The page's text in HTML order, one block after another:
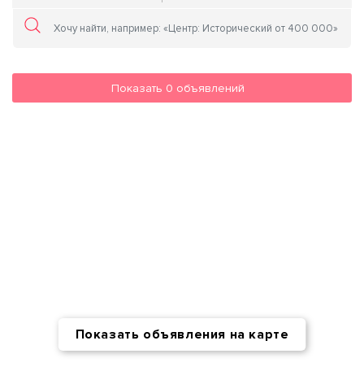
Показать 0 объявлений
Показать объявления на карте